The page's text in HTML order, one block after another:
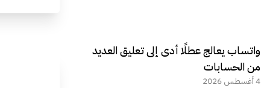
واتساب يعالج عطلًا أدى إلى تعليق العديد
من الحسابات
4 أغسطس 2026